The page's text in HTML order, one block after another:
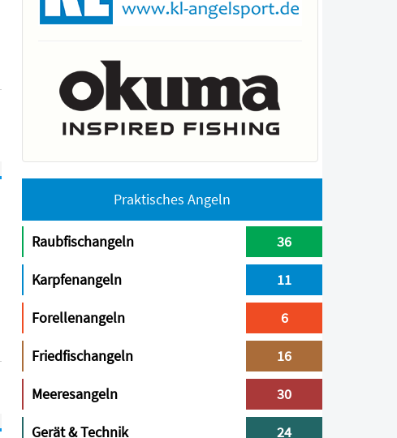
Praktisches Angeln
Raubfischangeln 36
Karpfenangeln 11
Forellenangeln 6
Friedfischangeln 16
Meeresangeln 30
Gerät & Technik 24